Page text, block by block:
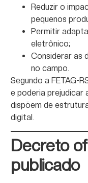
Reduzir o
pequenos
Permitir
eletrônico;
Considerar as
no campo.
Segundo a FETAG-
e poderia prejudicar
dispõem de
digital.
Decreto
publicado